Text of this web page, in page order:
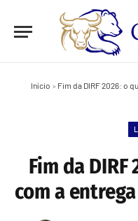
Início » Fim da DIRF 2026: o
Fim da
com a